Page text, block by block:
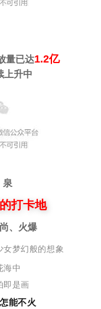
量已达1.2亿
上升中
打卡地
、火爆
女梦幻般的想象
海中
即是画
能不火